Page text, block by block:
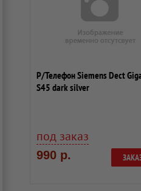
Р/Телефон Siemens Dect
S45 dark silver
под заказ
990 р.